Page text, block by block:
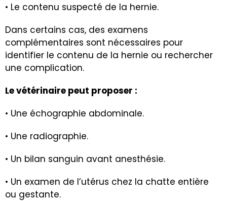
• Le contenu suspecté de la hernie.
Dans certains cas, des examens
complémentaires sont nécessaires pour
identifier le contenu de la hernie ou rechercher
une complication.
Le vétérinaire peut proposer :
• Une échographie abdominale.
• Une radiographie.
• Un bilan sanguin avant anesthésie.
• Un examen de l’utérus chez la chatte entière
ou gestante.